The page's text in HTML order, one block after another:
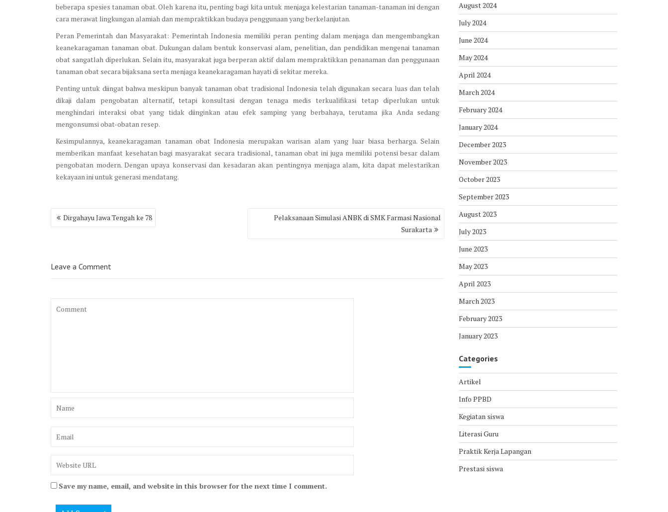
beberapa spesies tanaman obat. Oleh karena itu, penting bagi kita untuk menjaga kelestarian tanaman-tanaman ini dengan
cara merawat lingkungan alamiah dan mempraktikkan budaya penggunaan yang berkelanjutan.
Peran Pemerintah dan Masyarakat: Pemerintah Indonesia memiliki peran penting dalam menjaga dan mengembangkan
keanekaragaman tanaman obat. Dukungan dalam bentuk konservasi alam, penelitian, dan pendidikan mengenai tanaman
obat sangatlah diperlukan. Selain itu, masyarakat juga berperan aktif dalam mempraktikkan penanaman dan penggunaan
tanaman obat secara bijaksana serta menjaga keanekaragaman hayati di sekitar mereka.
Penting untuk diingat bahwa meskipun banyak tanaman obat tradisional Indonesia telah digunakan secara luas dan telah
dikaji dalam pengobatan alternatif, tetapi konsultasi dengan tenaga medis terkualifikasi tetap diperlukan untuk
menghindari interaksi obat yang tidak diinginkan atau efek samping yang berbahaya, terutama jika Anda sedang
mengonsumsi obat-obatan resep.
Kesimpulannya, keanekaragaman tanaman obat Indonesia merupakan warisan alam yang luar biasa berharga. Selain
memberikan manfaat kesehatan bagi masyarakat secara tradisional, tanaman obat ini juga memiliki potensi besar dalam
pengobatan modern. Dengan upaya konservasi dan kesadaran akan pentingnya menjaga alam, kita dapat melestarikan
kekayaan ini untuk generasi mendatang.
Post
navigation
Dirgahayu Jawa Tengah ke 78
Pelaksanaan Simulasi ANBK di SMK Farmasi Nasional
Surakarta
Leave a Comment
Save my name, email, and website in this browser for the next time I comment.
August 2024
July 2024
June 2024
May 2024
April 2024
March 2024
February 2024
January 2024
December 2023
November 2023
October 2023
September 2023
August 2023
July 2023
June 2023
May 2023
April 2023
March 2023
February 2023
January 2023
Categories
Artikel
Info PPBD
Kegiatan siswa
Literasi Guru
Praktik Kerja Lapangan
Prestasi siswa